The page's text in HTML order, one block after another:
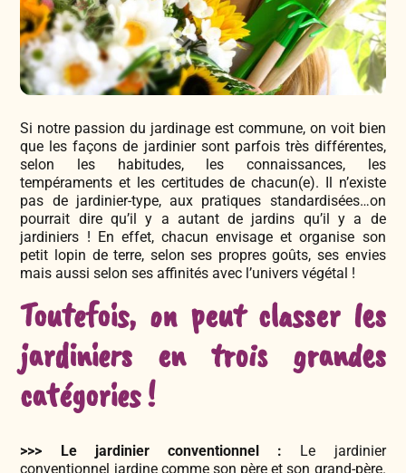
Accesoires de Jardinage
Tisanes & Infusions BIO
Faire-part à semer
Bricolage & Inspirations
Visitez notre magasin
Maraichers & Revendeurs
Contactez-nous !
Si notre passion du jardinage est commune, on voit bien
que les façons de jardinier sont parfois très différentes,
selon les habitudes, les connaissances, les
tempéraments et les certitudes de chacun(e). Il n’existe
pas de jardinier-type, aux pratiques standardisées…on
pourrait dire qu’il y a autant de jardins qu’il y a de
jardiniers ! En effet, chacun envisage et organise son
petit lopin de terre, selon ses propres goûts, ses envies
mais aussi selon ses affinités avec l’univers végétal !
Toutefois, on peut classer les
jardiniers en trois grandes
catégories !
>>> Le jardinier conventionnel : Le jardinier
conventionnel jardine comme son père et son grand-père.